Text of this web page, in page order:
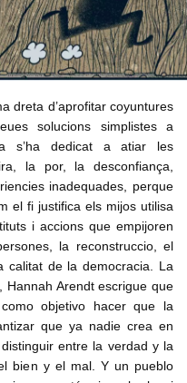
dreta d’aprofitar coyuntures
solucions simplistes a
s’ha dedicat a atiar les
la por, la desconfiança,
inadequades, perque
el fi justifica els mijos utilisa
i accions que empijoren
la reconstruccio, el
calitat de la democracia. La
Hannah Arendt escrigue que
objetivo hacer que la
que ya nadie crea en
entre la verdad y la
bien y el mal. Y un pueblo